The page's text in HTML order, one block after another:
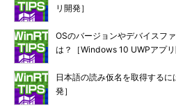
リ開発］
OSのバージョンやデバイスフ
は？［Windows 10 UWPアプリ
日本語の読み仮名を取得するに
発］